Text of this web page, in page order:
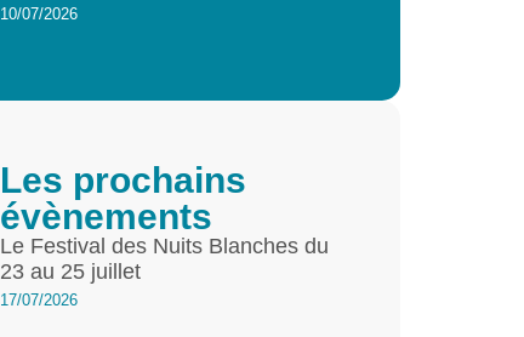
10/07/2026
Les prochains
évènements
Le Festival des Nuits Blanches du
23 au 25 juillet
17/07/2026